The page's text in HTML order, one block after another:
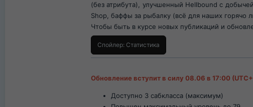
(без атрибута), улучшенный Hellbound с
Shop, баффы за рыбалку (всё для наших
Чтобы быть в курсе новых публикаций и
Спойлер: Статистика
Обновление вступит в силу 08.06 в 17:00
Доступно 3 сабкласса (максимум)